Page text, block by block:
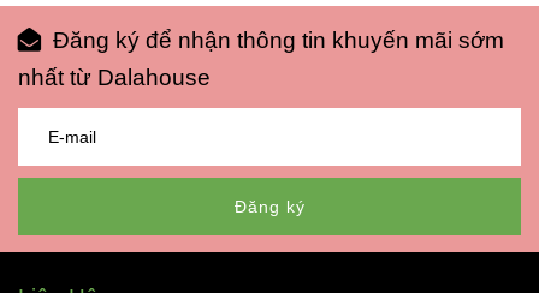
Đăng ký để nhận thông tin khuyến mãi sớm
nhất từ Dalahouse
Đăng ký